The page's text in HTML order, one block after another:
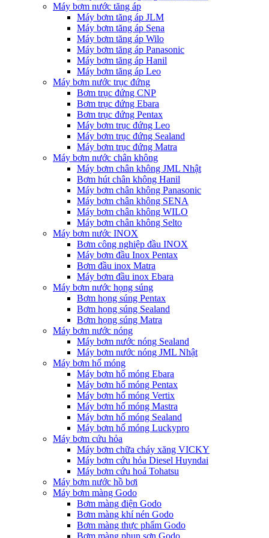
Máy bơm nước tăng áp
Máy bơm tăng áp JLM
Máy bơm tăng áp Sena
Máy bơm tăng áp Wilo
Máy bơm tăng áp Panasonic
Máy bơm tăng áp Hanil
Máy bơm tăng áp Leo
Máy bơm nước trục đứng
Bơm trục đứng CNP
Bơm trục đứng Ebara
Bơm trục đứng Pentax
Máy bơm trục đứng Leo
Máy bơm trục đứng Sealand
Máy bơm trục đứng Matra
Máy bơm nước chân không
Máy bơm chân không JML Nhật
Bơm hút chân không Hanil
Máy bơm chân không Panasonic
Máy bơm chân không SENA
Máy bơm chân không WILO
Máy bơm chân không Selto
Máy bơm nước INOX
Bơm công nghiệp đầu INOX
Máy bơm đầu Inox Pentax
Bơm đầu inox Matra
Máy bơm đầu inox Ebara
Máy bơm nước họng súng
Bơm họng súng Pentax
Bơm họng súng Sealand
Bơm họng súng Matra
Máy bơm nước nóng
Máy bơm nước nóng Sealand
Máy bơm nước nóng JML Nhật
Máy bơm hố móng
Máy bơm hố móng Ebara
Máy bơm hố móng Pentax
Máy bơm hố móng Vertix
Máy bơm hố móng Mastra
Máy bơm hố móng Sealand
Máy bơm hố móng Luckypro
Máy bơm cứu hỏa
Máy bơm chữa cháy xăng VICKY
Máy bơm cứu hỏa Diesel Huyndai
Máy bơm cứu hoả Tohatsu
Máy bơm nước hồ bơi
Máy bơm màng Godo
Bơm màng điện Godo
Bơm màng khí nén Godo
Bơm màng thực phẩm Godo
Bơm màng phun sơn Godo